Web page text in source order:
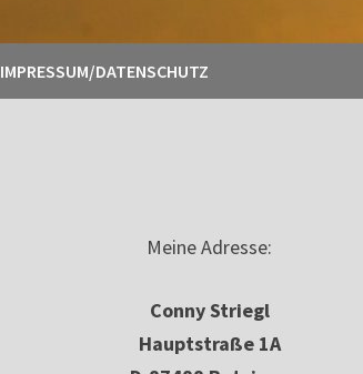
IMPRESSUM/DATENSCHUTZ
Meine Adresse:
Conny Striegl
Hauptstraße 1A